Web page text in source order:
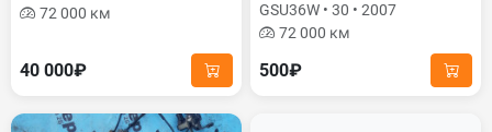
72 000 км
40 000₽
GSU36W • 30 • 2007
72 000 км
500₽